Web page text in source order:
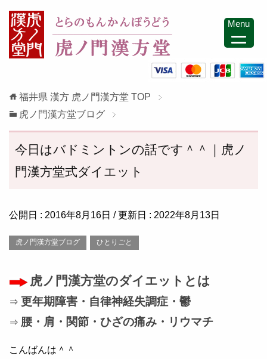
福井県 漢方 虎ノ門漢方堂 TOP
虎ノ門漢方堂ブログ
今日はバドミントンの話です＾＾｜虎ノ
門漢方堂式ダイエット
公開日 : 2016年8月16日 / 更新日 : 2022年8月13日
虎ノ門漢方堂ブログ ひとりごと
虎ノ門漢方堂のダイエットとは
⇒ 更年期障害・自律神経失調症・鬱
⇒ 腰・肩・関節・ひざの痛み・リウマチ
こんばんは＾＾
Menu